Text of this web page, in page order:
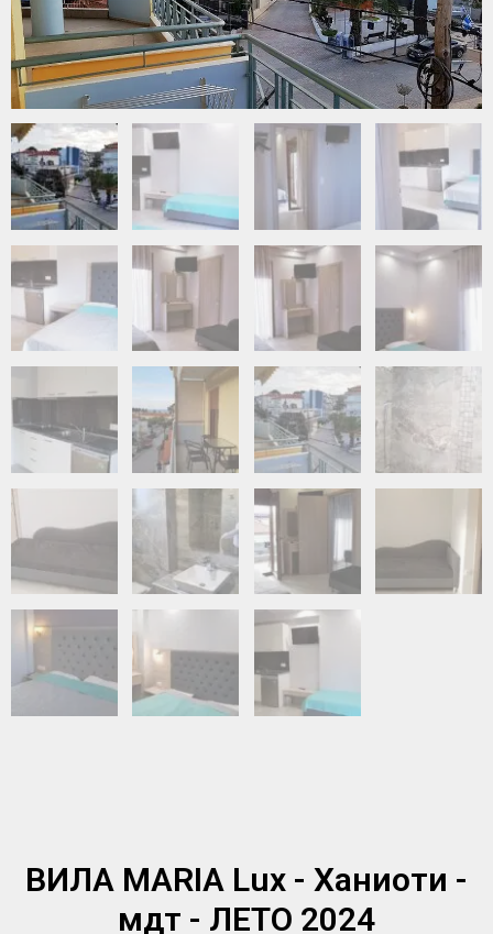
ВИЛА MARIA Lux - Ханиоти -
мдт - ЛЕТО 2024